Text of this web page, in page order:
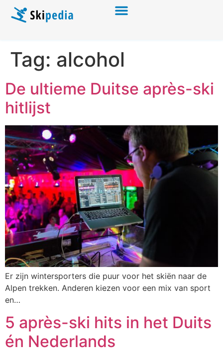
Tag: alcohol
De ultieme Duitse après-ski
hitlijst
Er zijn wintersporters die puur voor het skiën naar de
Alpen trekken. Anderen kiezen voor een mix van sport
en…
5 après-ski hits in het Duits
én Nederlands